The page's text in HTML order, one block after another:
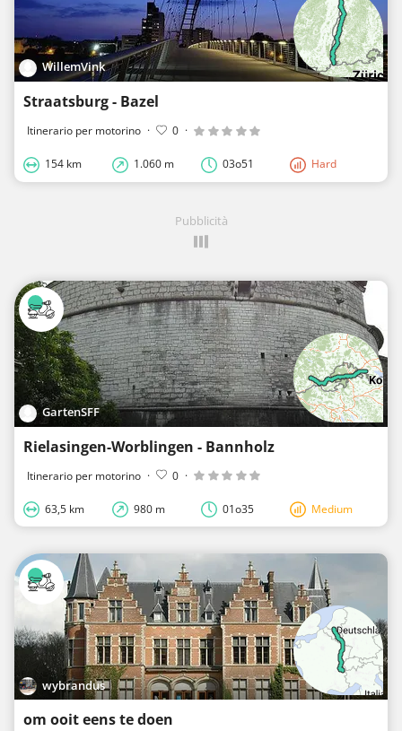
WillemVink
Straatsburg - Bazel
Itinerario per motorino · 0 ·
154 km 1.060 m 03o51 Hard
Pubblicità
GartenSFF
Rielasingen-Worblingen - Bannholz
Itinerario per motorino · 0 ·
63,5 km 980 m 01o35 Medium
wybrandus
om ooit eens te doen